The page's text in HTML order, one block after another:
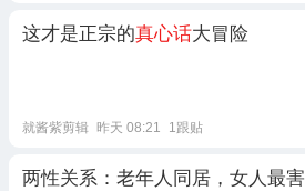
这才是正宗的真心话大冒险
就酱紫剪辑 昨天 08:21 1跟贴
两性关系：老年人同居，女人最害